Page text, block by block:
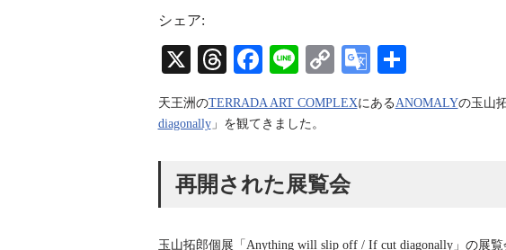
t
a
g
a
d
s
b
e
C
a
n
n
シェア:
X
T
ea
Fa
bo
Li
C
y
nk
G
gl
sl
天王洲のTERRADA ART COMPLEXにあるANOMALYの玉山
diagonally」を観てきました。
再開された展覧会
玉山拓郎個展「Anything will slip off / If cut diagonally」の展覧